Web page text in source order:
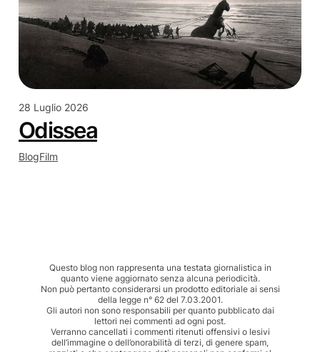
28 Luglio 2026
Odissea
BlogFilm
Questo blog non rappresenta una testata giornalistica in
quanto viene aggiornato senza alcuna periodicità.
Non può pertanto considerarsi un prodotto editoriale ai sensi
della legge n° 62 del 7.03.2001.
Gli autori non sono responsabili per quanto pubblicato dai
lettori nei commenti ad ogni post.
Verranno cancellati i commenti ritenuti offensivi o lesivi
dell’immagine o dell’onorabilità di terzi, di genere spam,